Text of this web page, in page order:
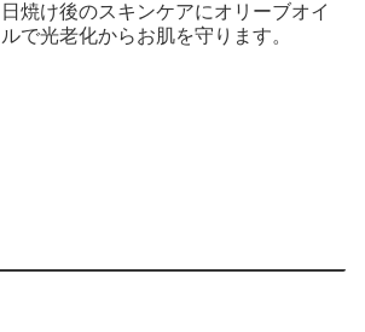
日焼け後のスキンケアにオリーブオイ
ルで光老化からお肌を守ります。